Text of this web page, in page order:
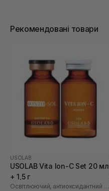
Рекомендовані товари
USOLAB
USOLAB Vita Ion-C Set 20 мл
+ 1,5 г
Освітлюючий, антиоксидантний та омолоджуючий набір